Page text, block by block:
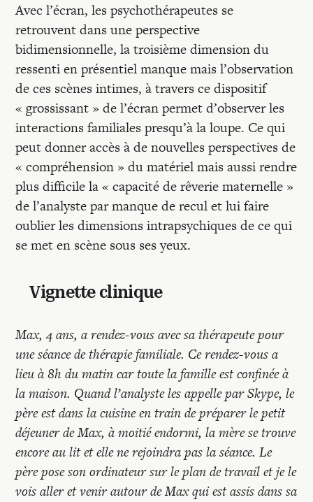
Avec l’écran, les psychothérapeutes se
retrouvent dans une perspective
bidimensionnelle, la troisième dimension du
ressenti en présentiel manque mais l’observation
de ces scènes intimes, à travers ce dispositif
« grossissant » de l’écran permet d’observer les
interactions familiales presqu’à la loupe. Ce qui
peut donner accès à de nouvelles perspectives de
« compréhension » du matériel mais aussi rendre
plus difficile la « capacité de rêverie maternelle »
de l’analyste par manque de recul et lui faire
oublier les dimensions intrapsychiques de ce qui
se met en scène sous ses yeux.
Vignette clinique
Max, 4 ans, a rendez-vous avec sa thérapeute pour
une séance de thérapie familiale. Ce rendez-vous a
lieu à 8h du matin car toute la famille est confinée à
la maison. Quand l’analyste les appelle par Skype, le
père est dans la cuisine en train de préparer le petit
déjeuner de Max, à moitié endormi, la mère se trouve
encore au lit et elle ne rejoindra pas la séance. Le
père pose son ordinateur sur le plan de travail et je le
vois aller et venir autour de Max qui est assis dans sa